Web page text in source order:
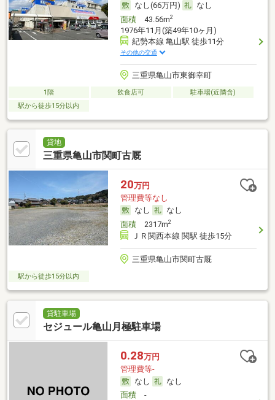
なし(66万円)
なし
面積43.56m2
1976年11月(築49年10ヶ月)
紀勢本線 亀山駅 徒歩11分
その他の交通
三重県亀山市東御幸町
1階 飲食店可
駐車場(近隣含)
駅から徒歩15分以内
貸地
三重県亀山市関町古厩
20万円
管理費等なし
なし
なし
面積2317m2
ＪＲ関西本線 関駅 徒歩15分
三重県亀山市関町古厩
駅から徒歩15分以内
貸駐車場
セジュール亀山月極駐車場
0.28万円
管理費等-
なし
なし
面積-